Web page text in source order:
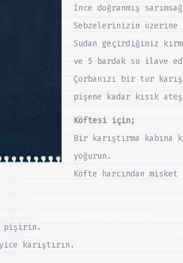
İnce doğranmış
Sebzelerinizin üzerine
Sudan geçirdiğiniz
ve 5 bardak su ilave
Çorbanızı bir tur
pişene kadar kısık
Köftesi için;
Bir karıştırma
yoğurun.
Köfte harcından
pişirin.
karıştırın.